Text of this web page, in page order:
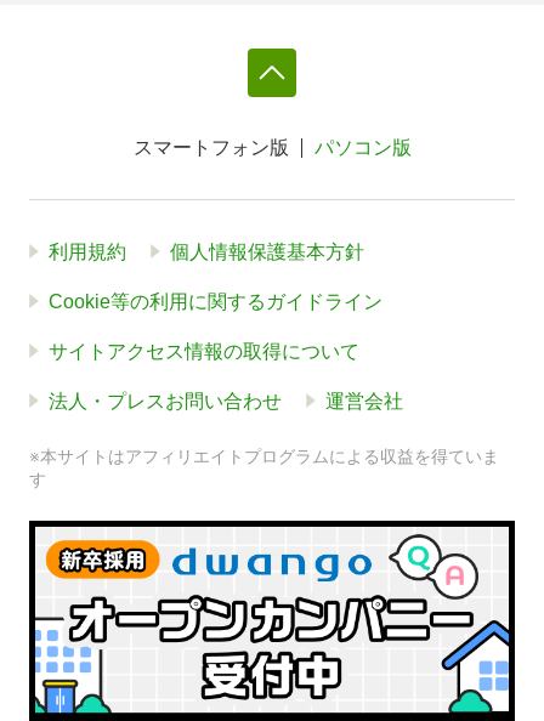
スマートフォン版 パソコン版
利用規約 個人情報保護基本方針
Cookie等の利用に関するガイドライン
サイトアクセス情報の取得について
法人・プレスお問い合わせ 運営会社
※本サイトはアフィリエイトプログラムによる収益を得ていま
す